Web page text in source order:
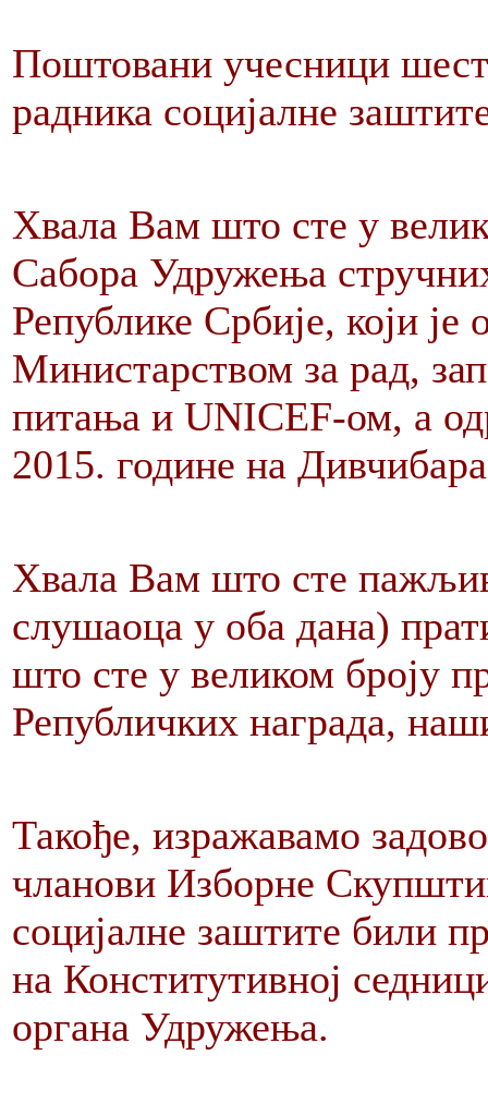
Поштовани учесници
радника социјалне
Хвала Вам што сте у
Сабора Удружења
Републике Србије, који
Министарством за рад,
питања и UNICEF-ом, а
2015. године на
Хвала Вам што сте
слушаоца у оба дана)
што сте у великом броју
Републичких награда,
Такође, изражавамо
чланови Изборне
социјалне заштите били
на Конститутивној
органа Удружења.